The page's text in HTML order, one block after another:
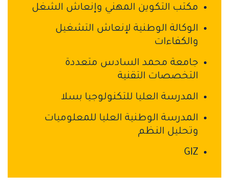
مكتب التكوين المهني وإنعاش الشغل
الوكالة الوطنية لإنعاش التشغيل
والكفاءات
جامعة محمد السادس متعددة
التخصصات التقنية
المدرسة العليا للتكنولوجيا بسلا
المدرسة الوطنية العليا للمعلوميات
وتحليل النظم
GIZ